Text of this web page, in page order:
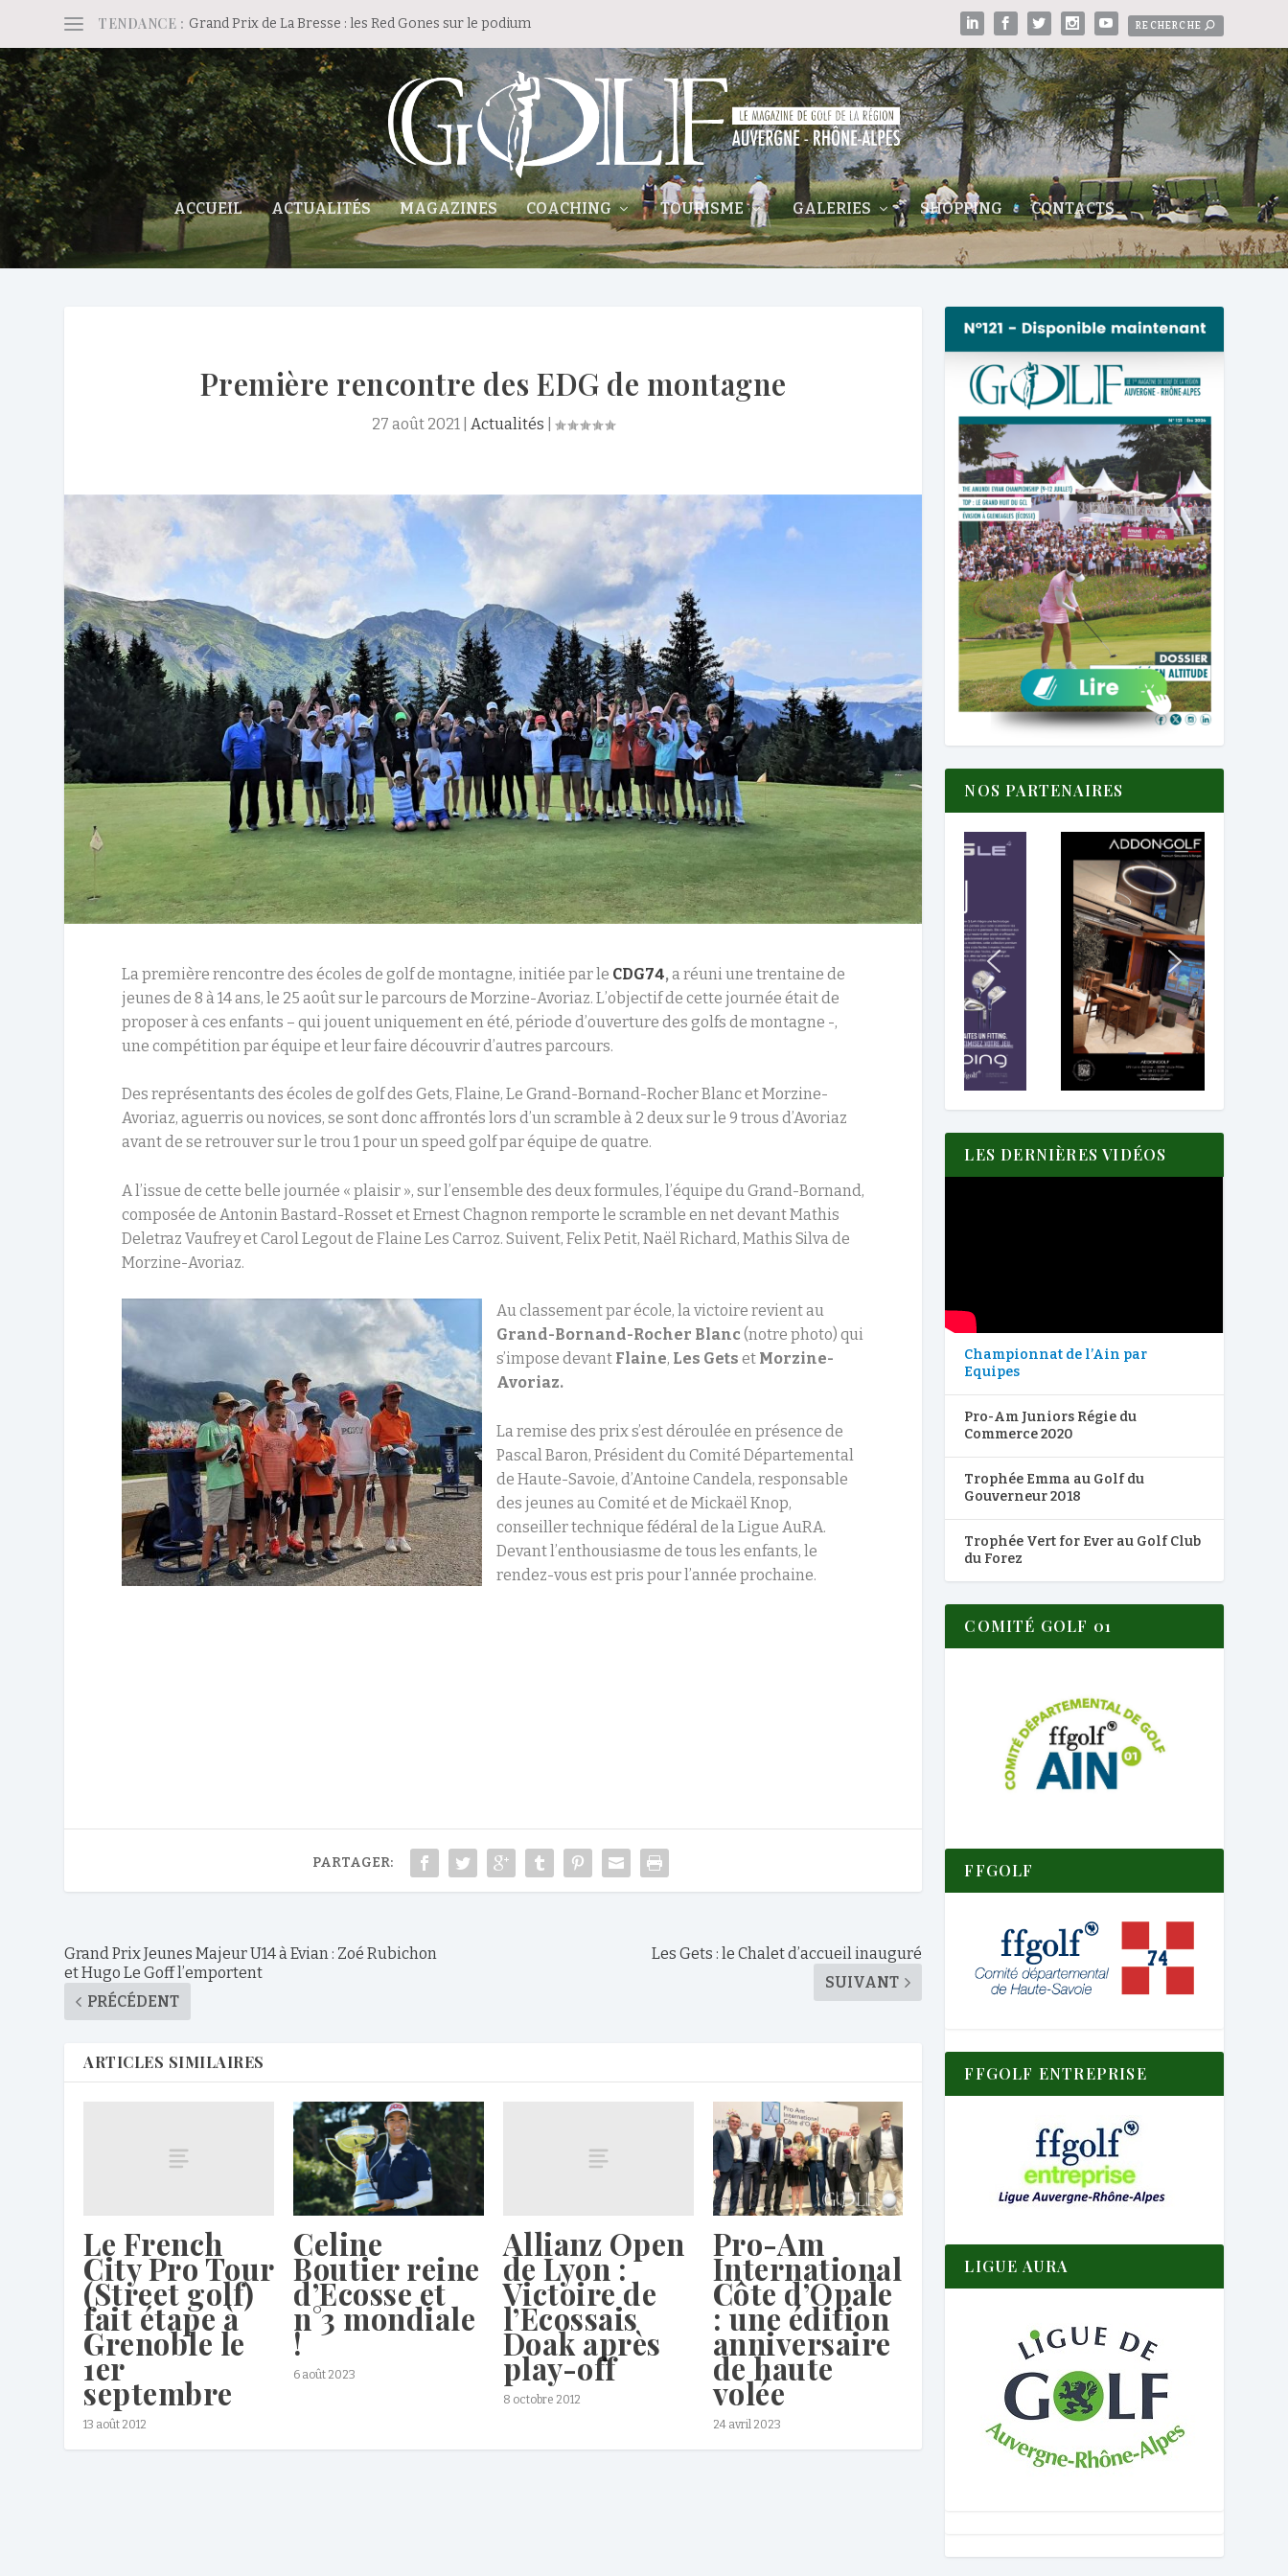
TENDANCE : Grand Prix de La Bresse : les Red Gones sur le podium
ACCUEIL ACTUALITÉS MAGAZINES COACHING TOURISME GALERIES SHOPPING CONTACTS
Première rencontre des EDG de montagne
27 août 2021 |Actualités |
La première rencontre des écoles de golf de montagne, initiée par le CDG74,a réuni une trentaine de
jeunes de 8 à 14 ans, le 25 août sur le parcours de Morzine-Avoriaz. L’objectif de cette journée était de
proposer à ces enfants – qui jouent uniquement en été, période d’ouverture des golfs de montagne -,
une compétition par équipe et leur faire découvrir d’autres parcours.
Des représentants des écoles de golf des Gets, Flaine, Le Grand-Bornand-Rocher Blanc et Morzine-
Avoriaz, aguerris ou novices, se sont donc affrontés lors d’un scramble à 2 deux sur le 9 trous d’Avoriaz
avant de se retrouver sur le trou 1 pour un speed golf par équipe de quatre.
A l’issue de cette belle journée « plaisir », sur l’ensemble des deux formules, l’équipe du Grand-Bornand,
composée de Antonin Bastard-Rosset et Ernest Chagnon remporte le scramble en net devant Mathis
Deletraz Vaufrey et Carol Legout de Flaine Les Carroz. Suivent, Felix Petit, Naël Richard, Mathis Silva de
Morzine-Avoriaz.
Au classement par école, la victoire revient au
Grand-Bornand-Rocher Blanc (notre photo) qui
s’impose devant Flaine, Les Gets et Morzine-
Avoriaz.
La remise des prix s’est déroulée en présence de
Pascal Baron, Président du Comité Départemental
de Haute-Savoie, d’Antoine Candela, responsable
des jeunes au Comité et de Mickaël Knop,
conseiller technique fédéral de la Ligue AuRA.
Devant l’enthousiasme de tous les enfants, le
rendez-vous est pris pour l’année prochaine.
PARTAGER:
Grand Prix Jeunes Majeur U14 à Evian : Zoé Rubichon
et Hugo Le Goff l’emportent
PRÉCÉDENT
Les Gets : le Chalet d’accueil inauguré
SUIVANT
ARTICLES SIMILAIRES
Le French
City Pro Tour
(Street golf)
fait étape à
Grenoble le
1er
septembre
13 août 2012
Celine
Boutier reine
d’Ecosse et
n°3 mondiale
!
6 août 2023
Allianz Open
de Lyon :
Victoire de
l’Ecossais
Doak après
play-off
8 octobre 2012
Pro-Am
International
Côte d’Opale
: une édition
anniversaire
de haute
volée
24 avril 2023
NOS PARTENAIRES
LES DERNIÈRES VIDÉOS
Championnat de l’Ain par
Equipes
Pro-Am Juniors Régie du
Commerce 2020
Trophée Emma au Golf du
Gouverneur 2018
Trophée Vert for Ever au Golf Club
du Forez
COMITÉ GOLF 01
FFGOLF
FFGOLF ENTREPRISE
LIGUE AURA